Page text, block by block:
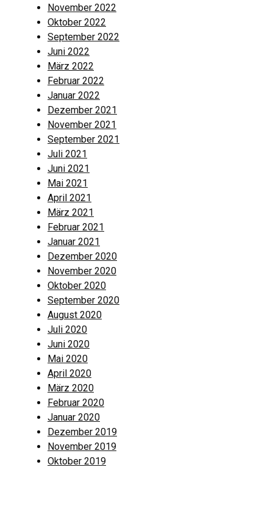
November 2022
Oktober 2022
September 2022
Juni 2022
März 2022
Februar 2022
Januar 2022
Dezember 2021
November 2021
September 2021
Juli 2021
Juni 2021
Mai 2021
April 2021
März 2021
Februar 2021
Januar 2021
Dezember 2020
November 2020
Oktober 2020
September 2020
August 2020
Juli 2020
Juni 2020
Mai 2020
April 2020
März 2020
Februar 2020
Januar 2020
Dezember 2019
November 2019
Oktober 2019